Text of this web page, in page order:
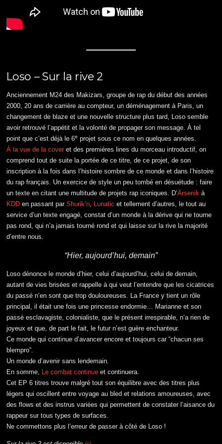
Loso – Sur la rive 2
Anciennement M24 des Makizars, groupe de rap du début des années
2000, 20 ans de carrière au compteur, un déménagement à Paris, un
changement de blaze et une nouvelle structure plus tard, Loso semble
avoir retrouvé l’appétit et la volonté de propager son message. À tel
point que c’est déjà le 6e projet sous ce nom en quelques années.
À la vue de la coveret des premières lines du morceau introductif, on
comprend tout de suite la portée de ce titre, de ce projet, de son
inscription à la fois dans l’histoire sombre de ce monde et dans l’histoire
du rap français. Un exercice de style un peu tombé en désuétude : faire
un texte en citant une multitude de projets rap iconiques. D’Ärsenik à
KDD en passant parShurik’n Lunatic et tellement d’autres, le tout au
service d’un texte engagé, constat d’un monde à la dérive qui ne tourne
pas rond, qui n’a jamais tourné rond et qui laisse sur la rive la majorité
d’entre nous.
“Hier, aujourd’hui, demain”
Loso dénonce le monde d’hier, celui d’aujourd’hui, celui de demain,
autant de vies brisées et rappelle à qui veut l’entendre que les cicatrices
du passé n’en sont que trop douloureuses. La France y tient un rôle
principal, il était une fois une princesse endormie… Marianne et son
passé esclavagiste, colonialiste, que le présent irrespirable, n’a rien de
joyeux et que, de part le fait, le futur n’est guère enchanteur.
Ce monde qui continue d’avancer encore et toujours car “chacun ses
blempro”.
Un monde d’avenir sans lendemain.
En somme,
Le combat continue et continuera.
Cet EP 6 titres trouve malgré tout son équilibre avec des titres plus
légers qui oscillent entre voyage au bled et relations amoureuses, avec
des flows et des instrus variées qui permettent de constater l’aisance du
rappeur sur tous types de surfaces.
Ne commettons plus l’erreur de passer à côté de Loso !